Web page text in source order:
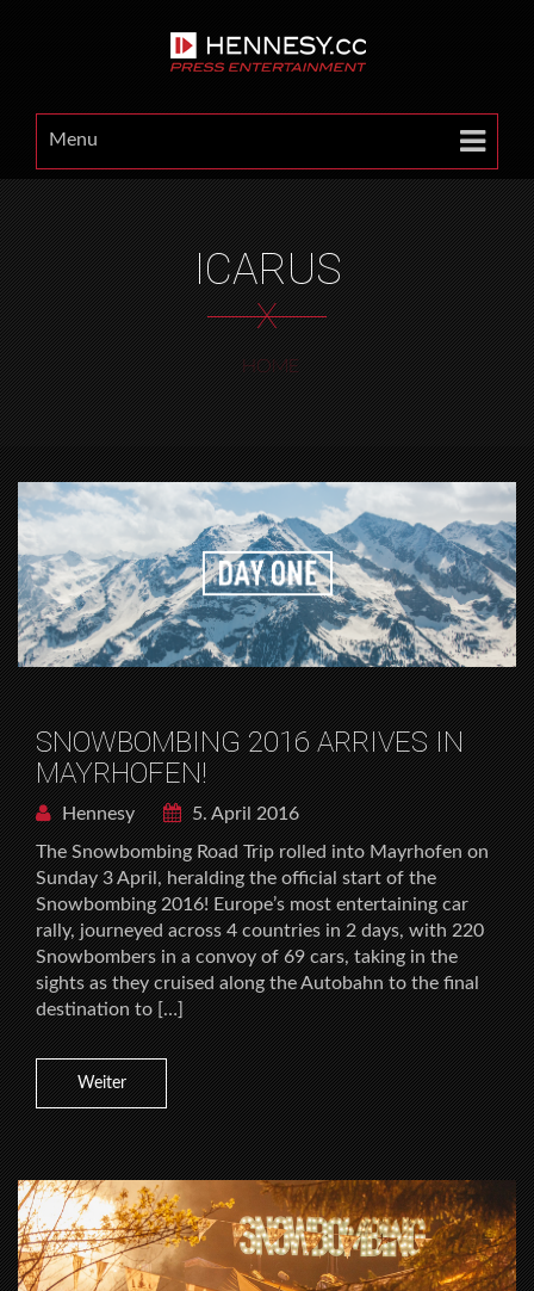
Menu
ICARUS
X
HOME
SNOWBOMBING 2016 ARRIVES IN
MAYRHOFEN!
Hennesy
5. April 2016
The Snowbombing Road Trip rolled into Mayrhofen on
Sunday 3 April, heralding the official start of the
Snowbombing 2016! Europe’s most entertaining car
rally, journeyed across 4 countries in 2 days, with 220
Snowbombers in a convoy of 69 cars, taking in the
sights as they cruised along the Autobahn to the final
destination to […]
Weiter